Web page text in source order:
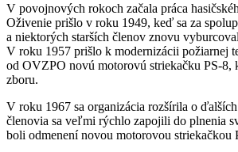
V povojnových rokoch začala práca
Oživenie prišlo v roku 1949, keď sa za
a niektorých starších členov znovu
V roku 1957 prišlo k modernizácii požiarnej
od OVZPO novú motorovú striekačku PS-8,
zboru.
V roku 1967 sa organizácia rozšírila o
členovia sa veľmi rýchlo zapojili do plnenia
boli odmenení novou motorovou striekačkou